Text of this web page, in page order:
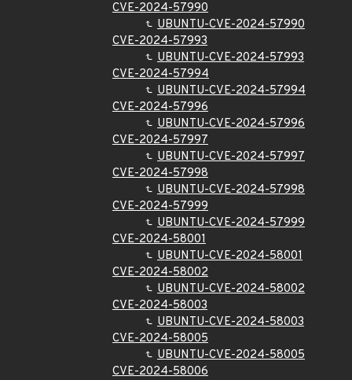
CVE-2024-57990
UBUNTU-CVE-2024-57990
CVE-2024-57993
UBUNTU-CVE-2024-57993
CVE-2024-57994
UBUNTU-CVE-2024-57994
CVE-2024-57996
UBUNTU-CVE-2024-57996
CVE-2024-57997
UBUNTU-CVE-2024-57997
CVE-2024-57998
UBUNTU-CVE-2024-57998
CVE-2024-57999
UBUNTU-CVE-2024-57999
CVE-2024-58001
UBUNTU-CVE-2024-58001
CVE-2024-58002
UBUNTU-CVE-2024-58002
CVE-2024-58003
UBUNTU-CVE-2024-58003
CVE-2024-58005
UBUNTU-CVE-2024-58005
CVE-2024-58006